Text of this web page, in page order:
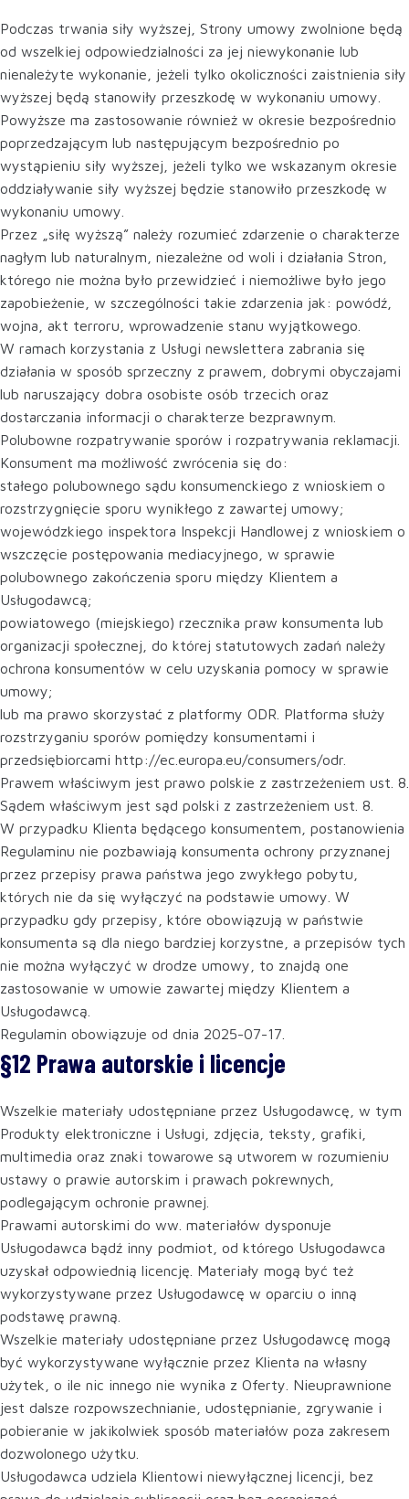
Podczas trwania siły wyższej, Strony umowy zwolnione będą
od wszelkiej odpowiedzialności za jej niewykonanie lub
nienależyte wykonanie, jeżeli tylko okoliczności zaistnienia siły
wyższej będą stanowiły przeszkodę w wykonaniu umowy.
Powyższe ma zastosowanie również w okresie bezpośrednio
poprzedzającym lub następującym bezpośrednio po
wystąpieniu siły wyższej, jeżeli tylko we wskazanym okresie
oddziaływanie siły wyższej będzie stanowiło przeszkodę w
wykonaniu umowy.
Przez „siłę wyższą” należy rozumieć zdarzenie o charakterze
nagłym lub naturalnym, niezależne od woli i działania Stron,
którego nie można było przewidzieć i niemożliwe było jego
zapobieżenie, w szczególności takie zdarzenia jak: powódź,
wojna, akt terroru, wprowadzenie stanu wyjątkowego.
W ramach korzystania z Usługi newslettera zabrania się
działania w sposób sprzeczny z prawem, dobrymi obyczajami
lub naruszający dobra osobiste osób trzecich oraz
dostarczania informacji o charakterze bezprawnym.
Polubowne rozpatrywanie sporów i rozpatrywania reklamacji.
Konsument ma możliwość zwrócenia się do:
stałego polubownego sądu konsumenckiego z wnioskiem o
rozstrzygnięcie sporu wynikłego z zawartej umowy;
wojewódzkiego inspektora Inspekcji Handlowej z wnioskiem o
wszczęcie postępowania mediacyjnego, w sprawie
polubownego zakończenia sporu między Klientem a
Usługodawcą;
powiatowego (miejskiego) rzecznika praw konsumenta lub
organizacji społecznej, do której statutowych zadań należy
ochrona konsumentów w celu uzyskania pomocy w sprawie
umowy;
lub ma prawo skorzystać z platformy ODR. Platforma służy
rozstrzyganiu sporów pomiędzy konsumentami i
przedsiębiorcami http://ec.europa.eu/consumers/odr.
Prawem właściwym jest prawo polskie z zastrzeżeniem ust. 8.
Sądem właściwym jest sąd polski z zastrzeżeniem ust. 8.
W przypadku Klienta będącego konsumentem, postanowienia
Regulaminu nie pozbawiają konsumenta ochrony przyznanej
przez przepisy prawa państwa jego zwykłego pobytu,
których nie da się wyłączyć na podstawie umowy. W
przypadku gdy przepisy, które obowiązują w państwie
konsumenta są dla niego bardziej korzystne, a przepisów tych
nie można wyłączyć w drodze umowy, to znajdą one
zastosowanie w umowie zawartej między Klientem a
Usługodawcą.
Regulamin obowiązuje od dnia 2025-07-17.
§12 Prawa autorskie i licencje
Wszelkie materiały udostępniane przez Usługodawcę, w tym
Produkty elektroniczne i Usługi, zdjęcia, teksty, grafiki,
multimedia oraz znaki towarowe są utworem w rozumieniu
ustawy o prawie autorskim i prawach pokrewnych,
podlegającym ochronie prawnej.
Prawami autorskimi do ww. materiałów dysponuje
Usługodawca bądź inny podmiot, od którego Usługodawca
uzyskał odpowiednią licencję. Materiały mogą być też
wykorzystywane przez Usługodawcę w oparciu o inną
podstawę prawną.
Wszelkie materiały udostępniane przez Usługodawcę mogą
być wykorzystywane wyłącznie przez Klienta na własny
użytek, o ile nic innego nie wynika z Oferty. Nieuprawnione
jest dalsze rozpowszechnianie, udostępnianie, zgrywanie i
pobieranie w jakikolwiek sposób materiałów poza zakresem
dozwolonego użytku.
Usługodawca udziela Klientowi niewyłącznej licencji, bez